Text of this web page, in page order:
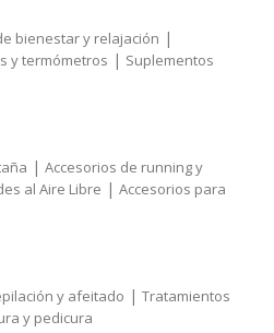
bienestar y relajación |
y termómetros | Suplementos
| Accesorios de running y
al Aire Libre | Accesorios para
y afeitado | Tratamientos
y pedicura